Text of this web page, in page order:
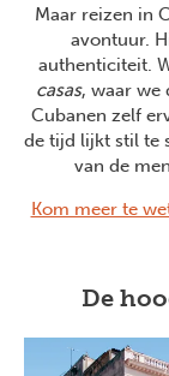
Maar reizen in
avontuur.
authenticiteit.
casas, waar we
Cubanen zelf
de tijd lijkt stil te
van de
Kom meer te
De